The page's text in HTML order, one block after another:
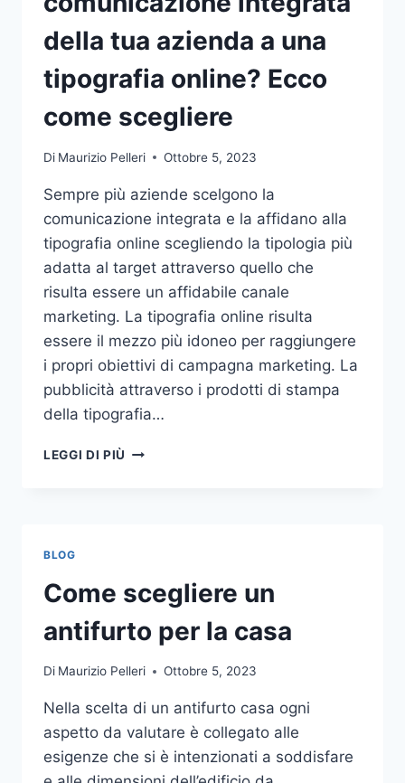
della tua azienda a una
tipografia online? Ecco
come scegliere
Di Maurizio Pelleri Ottobre 5, 2023
Sempre più aziende scelgono la
comunicazione integrata e la affidano alla
tipografia online scegliendo la tipologia più
adatta al target attraverso quello che
risulta essere un affidabile canale
marketing. La tipografia online risulta
essere il mezzo più idoneo per raggiungere
i propri obiettivi di campagna marketing. La
pubblicità attraverso i prodotti di stampa
della tipografia…
LEGGI DI PIÙ VUOI
A
UNA
TIPOGRAFIA
ECCO
SCEGLIERE
BLOG
Come scegliere un
antifurto per la casa
Di Maurizio Pelleri Ottobre 5, 2023
Nella scelta di un antifurto casa ogni
aspetto da valutare è collegato alle
esigenze che si è intenzionati a soddisfare